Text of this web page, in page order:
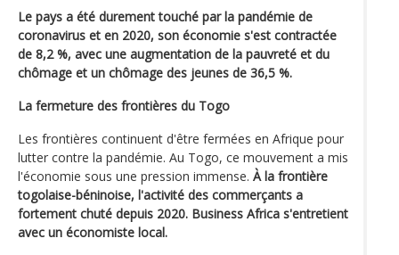
Le pays a été durement touché par la pandémie de
coronavirus et en 2020, son économie s'est contractée
de 8,2 %, avec une augmentation de la pauvreté et du
chômage et un chômage des jeunes de 36,5 %.
La fermeture des frontières du Togo
Les frontières continuent d'être fermées en Afrique pour
lutter contre la pandémie. Au Togo, ce mouvement a mis
l'économie sous une pression immense. À la frontière
togolaise-béninoise, l'activité des commerçants a
fortement chuté depuis 2020. Business Africa s'entretient
avec un économiste local.